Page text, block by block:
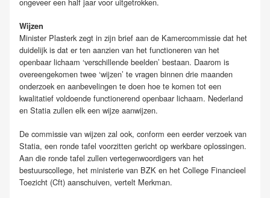
Wijzen
Minister Plasterk zegt in zijn brief aan de Kamercommissie dat het
duidelijk is dat er ten aanzien van het functioneren van het
openbaar lichaam ‘verschillende beelden’ bestaan. Daarom is
overeengekomen twee ‘wijzen’ te vragen binnen drie maanden
onderzoek en aanbevelingen te doen hoe te komen tot een
kwalitatief voldoende functionerend openbaar lichaam. Nederland
en Statia zullen elk een wijze aanwijzen.
De commissie van wijzen zal ook, conform een eerder verzoek van
Statia, een ronde tafel voorzitten gericht op werkbare oplossingen.
Aan die ronde tafel zullen vertegenwoordigers van het
bestuurscollege, het ministerie van BZK en het College Financieel
Toezicht (Cft) aanschuiven, vertelt Merkman.